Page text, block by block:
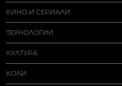
КИНО И СЕРИАЛИ
ТЕХНОЛОГИИ
КУЛТУРА
КОЛИ